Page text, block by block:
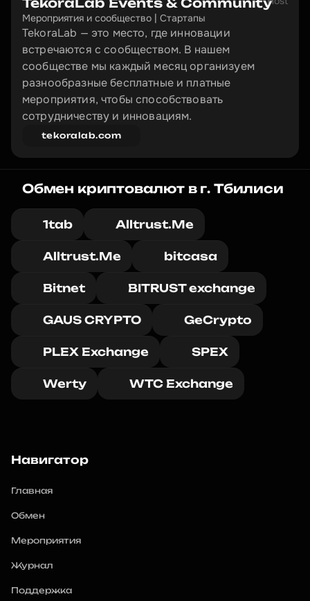
Мероприятия и сообщество | Стартапы
TekoraLab — это место, где инновации
встречаются с сообществом. В нашем
сообществе мы каждый месяц организуем
разнообразные бесплатные и платные
мероприятия, чтобы способствовать
сотрудничеству и инновациям.
tekoralab.com
Обмен криптовалют в г. Тбилиси
1tab Alltrust.Me
Alltrust.Me bitcasa
Bitnet BITRUST exchange
GAUS CRYPTO GeCrypto
PLEX Exchange SPEX
Werty WTC Exchange
Навигатор
Главная
Обмен
Мероприятия
Журнал
Поддержка